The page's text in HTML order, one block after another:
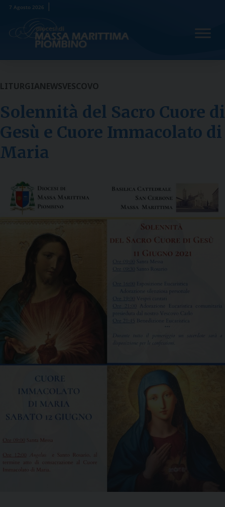
Skip
content
7 Agosto 2026
LITURGIANEWSVESCOVO
Solennità del Sacro Cuore di
Gesù e Cuore Immacolato di
Maria